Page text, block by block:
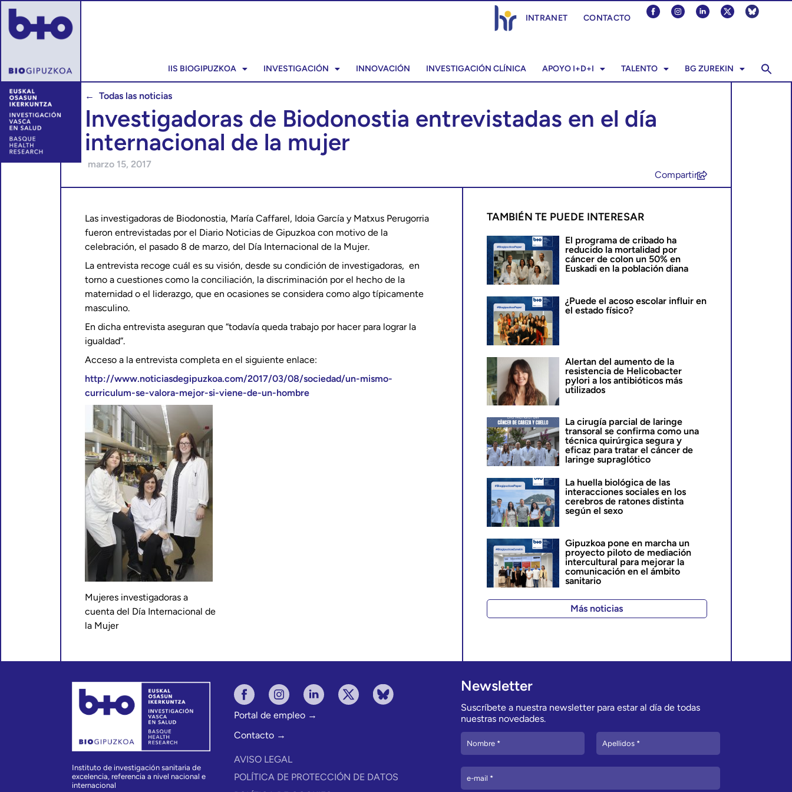
INTRANET CONTACTO
IIS BIOGIPUZKOA INVESTIGACIÓN INNOVACIÓN INVESTIGACIÓN CLÍNICA APOYO I+D+I TALENTO BG ZUREKIN
← Todas las noticias
Investigadoras de Biodonostia entrevistadas en el día
internacional de la mujer
marzo 15, 2017
Compartir
Las investigadoras de Biodonostia, María Caffarel, Idoia García y Matxus Perugorria
fueron entrevistadas por el Diario Noticias de Gipuzkoa con motivo de la
celebración, el pasado 8 de marzo, del Día Internacional de la Mujer.
La entrevista recoge cuál es su visión, desde su condición de investigadoras, en
torno a cuestiones como la conciliación, la discriminación por el hecho de la
maternidad o el liderazgo, que en ocasiones se considera como algo típicamente
masculino.
En dicha entrevista aseguran que “todavía queda trabajo por hacer para lograr la
igualdad”.
Acceso a la entrevista completa en el siguiente enlace:
http://www.noticiasdegipuzkoa.com/2017/03/08/sociedad/un-mismo-
curriculum-se-valora-mejor-si-viene-de-un-hombre
Mujeres investigadoras a
cuenta del Día Internacional de
la Mujer
TAMBIÉN TE PUEDE INTERESAR
El programa de cribado ha
reducido la mortalidad por
cáncer de colon un 50% en
Euskadi en la población diana
¿Puede el acoso escolar influir en
el estado físico?
Alertan del aumento de la
resistencia de Helicobacter
pylori a los antibióticos más
utilizados
La cirugía parcial de laringe
transoral se confirma como una
técnica quirúrgica segura y
eficaz para tratar el cáncer de
laringe supraglótico
La huella biológica de las
interacciones sociales en los
cerebros de ratones distinta
según el sexo
Gipuzkoa pone en marcha un
proyecto piloto de mediación
intercultural para mejorar la
comunicación en el ámbito
sanitario
Más noticias
Instituto de investigación sanitaria de
excelencia, referencia a nivel nacional e
internacional
Portal de empleo →
Contacto →
AVISO LEGAL
POLÍTICA DE PROTECCIÓN DE DATOS
Newsletter
Suscríbete a nuestra newsletter para estar al día de todas
nuestras novedades.